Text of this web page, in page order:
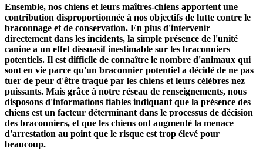
Ensemble, nos chiens et leurs maîtres-chiens apportent une
contribution disproportionnée à nos objectifs de lutte contre le
braconnage et de conservation. En plus d'intervenir
directement dans les incidents, la simple présence de l'unité
canine a un effet dissuasif inestimable sur les braconniers
potentiels. Il est difficile de connaître le nombre d'animaux qui
sont en vie parce qu'un braconnier potentiel a décidé de ne pas
tuer de peur d'être traqué par les chiens et leurs célèbres nez
puissants. Mais grâce à notre réseau de renseignements, nous
disposons d'informations fiables indiquant que la présence des
chiens est un facteur déterminant dans le processus de décision
des braconniers, et que les chiens ont augmenté la menace
d'arrestation au point que le risque est trop élevé pour
beaucoup.